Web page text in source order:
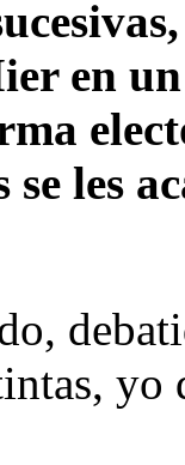
en
les
yo